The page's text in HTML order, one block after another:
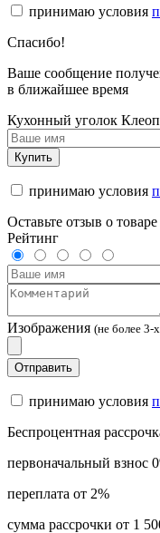
принимаю условия
Спасибо!
Ваше сообщение
в ближайшее время
Кухонный уголок
Купить
принимаю условия
Оставьте отзыв о
Рейтинг
Изображения (не более 3-
Отправить
принимаю условия
Беспроцентная
первоначальный взнос
переплата от 2%
сумма рассрочки от 1